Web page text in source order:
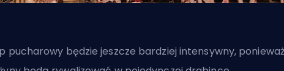
pucharowy będzie jeszcze bardziej intensywny, ponieważ